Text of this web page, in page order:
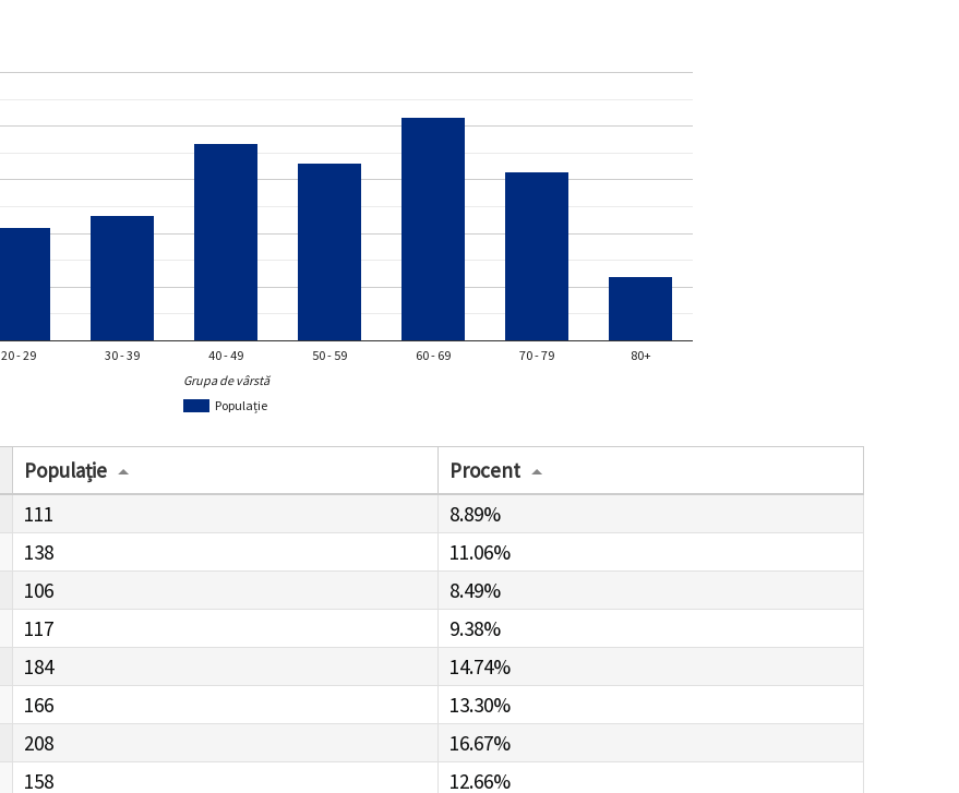
Populație
20 - 29 30 - 39 40 - 49 50 - 59 60 - 69 70 - 79 80+
Grupa de vârstă
Populație
Procent
111
8.89%
138
11.06%
106
8.49%
117
9.38%
184
14.74%
166
13.30%
208
16.67%
158 12.66%